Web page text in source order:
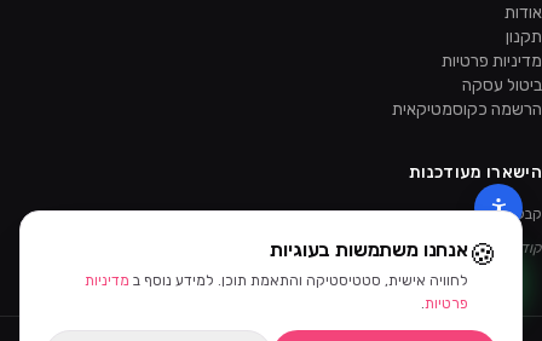
אודות
תקנון
מדיניות פרטיות
ביטול עסקה
הרשמה כקוסמטיקאית
הישארו מעודכנות
קבלו מבצעים ומוצרים חדשים קודם.
קוד ההטמעה של הניוזלטר יתווסף מהאדמין.
🍪אנחנו משתמשות בעוגיות
לחוויה אישית, סטטיסטיקה והתאמת תוכן. למידע נוסף ב מדיניות
פרטיות.